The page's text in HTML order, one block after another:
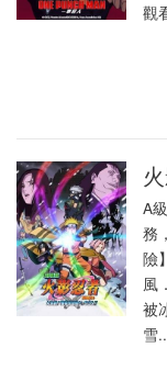
觀
A
務
險
風
被
雪